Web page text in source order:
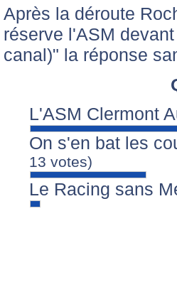
Après la déroute
réserve l'ASM
canal)" la réponse
L'ASM Clermont
On s'en bat les
13 votes)
Le Racing sans